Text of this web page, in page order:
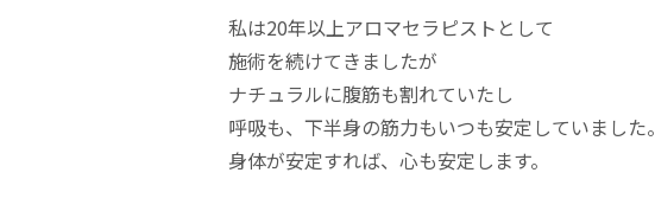
私は20年以上アロマセラピストとして
施術を続けてきましたが
ナチュラルに腹筋も割れていたし
呼吸も、下半身の筋力もいつも安定していました。
身体が安定すれば、心も安定します。